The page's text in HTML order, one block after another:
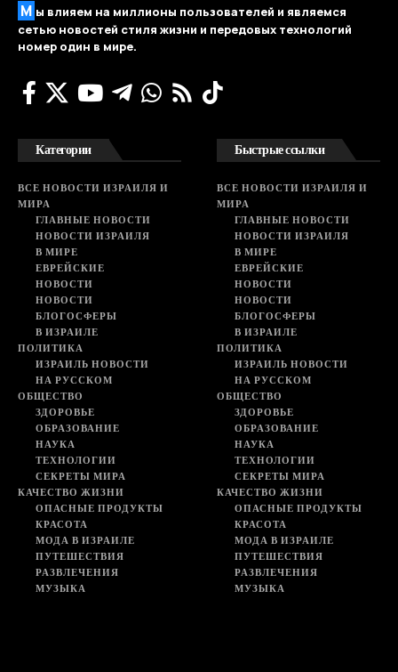
М ы влияем на миллионы пользователей и являемся
сетью новостей стиля жизни и передовых технологий
номер один в мире.
Категории
ВСЕ НОВОСТИ ИЗРАИЛЯ И
МИРА
ГЛАВНЫЕ НОВОСТИ
НОВОСТИ ИЗРАИЛЯ
В МИРЕ
ЕВРЕЙСКИЕ
НОВОСТИ
НОВОСТИ
БЛОГОСФЕРЫ
В ИЗРАИЛЕ
ПОЛИТИКА
ИЗРАИЛЬ НОВОСТИ
НА РУССКОМ
ОБЩЕСТВО
ЗДОРОВЬЕ
ОБРАЗОВАНИЕ
НАУКА
ТЕХНОЛОГИИ
СЕКРЕТЫ МИРА
КАЧЕСТВО ЖИЗНИ
ОПАСНЫЕ ПРОДУКТЫ
КРАСОТА
МОДА В ИЗРАИЛЕ
ПУТЕШЕСТВИЯ
РАЗВЛЕЧЕНИЯ
МУЗЫКА
Быстрые ссылки
ВСЕ НОВОСТИ ИЗРАИЛЯ И
МИРА
ГЛАВНЫЕ НОВОСТИ
НОВОСТИ ИЗРАИЛЯ
В МИРЕ
ЕВРЕЙСКИЕ
НОВОСТИ
НОВОСТИ
БЛОГОСФЕРЫ
В ИЗРАИЛЕ
ПОЛИТИКА
ИЗРАИЛЬ НОВОСТИ
НА РУССКОМ
ОБЩЕСТВО
ЗДОРОВЬЕ
ОБРАЗОВАНИЕ
НАУКА
ТЕХНОЛОГИИ
СЕКРЕТЫ МИРА
КАЧЕСТВО ЖИЗНИ
ОПАСНЫЕ ПРОДУКТЫ
КРАСОТА
МОДА В ИЗРАИЛЕ
ПУТЕШЕСТВИЯ
РАЗВЛЕЧЕНИЯ
МУЗЫКА